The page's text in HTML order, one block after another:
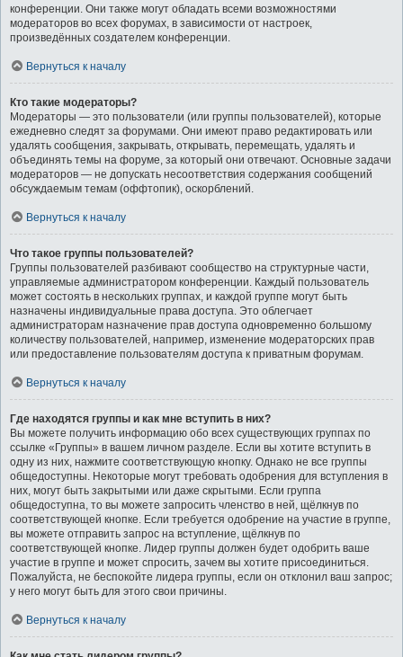
конференции. Они также могут обладать всеми возможностями
модераторов во всех форумах, в зависимости от настроек,
произведённых создателем конференции.
Вернуться к началу
Кто такие модераторы?
Модераторы — это пользователи (или группы пользователей), которые
ежедневно следят за форумами. Они имеют право редактировать или
удалять сообщения, закрывать, открывать, перемещать, удалять и
объединять темы на форуме, за который они отвечают. Основные задачи
модераторов — не допускать несоответствия содержания сообщений
обсуждаемым темам (оффтопик), оскорблений.
Вернуться к началу
Что такое группы пользователей?
Группы пользователей разбивают сообщество на структурные части,
управляемые администратором конференции. Каждый пользователь
может состоять в нескольких группах, и каждой группе могут быть
назначены индивидуальные права доступа. Это облегчает
администраторам назначение прав доступа одновременно большому
количеству пользователей, например, изменение модераторских прав
или предоставление пользователям доступа к приватным форумам.
Вернуться к началу
Где находятся группы и как мне вступить в них?
Вы можете получить информацию обо всех существующих группах по
ссылке «Группы» в вашем личном разделе. Если вы хотите вступить в
одну из них, нажмите соответствующую кнопку. Однако не все группы
общедоступны. Некоторые могут требовать одобрения для вступления в
них, могут быть закрытыми или даже скрытыми. Если группа
общедоступна, то вы можете запросить членство в ней, щёлкнув по
соответствующей кнопке. Если требуется одобрение на участие в группе,
вы можете отправить запрос на вступление, щёлкнув по
соответствующей кнопке. Лидер группы должен будет одобрить ваше
участие в группе и может спросить, зачем вы хотите присоединиться.
Пожалуйста, не беспокойте лидера группы, если он отклонил ваш запрос;
у него могут быть для этого свои причины.
Вернуться к началу